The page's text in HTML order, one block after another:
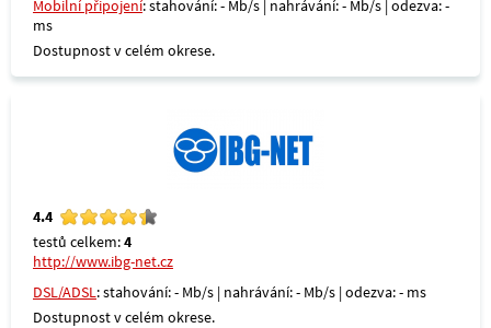
Mobilní připojení: stahování: - Mb/s | nahrávání: - Mb/s | odezva: -
ms
Dostupnost v celém okrese.
4.4
testů celkem:4
http://www.ibg-net.cz
DSL/ADSL: stahování: - Mb/s | nahrávání: - Mb/s | odezva: - ms
Dostupnost v celém okrese.